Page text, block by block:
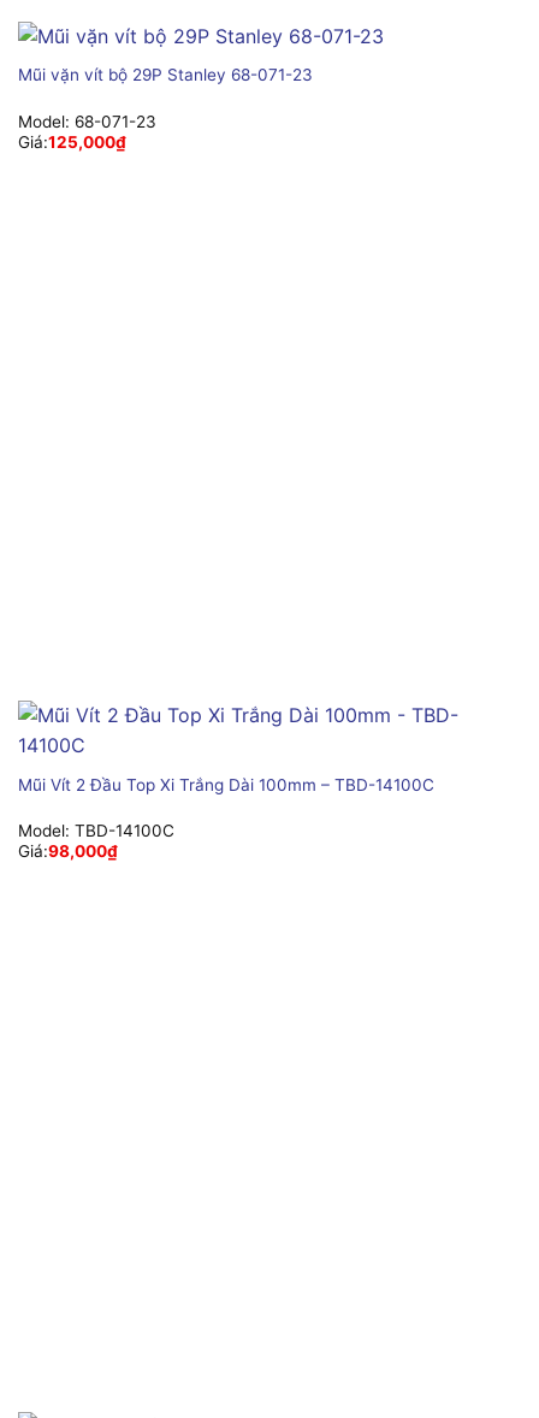
Mũi vặn vít bộ 29P Stanley 68-071-23
Model: 68-071-23
Giá:125,000₫
Mũi Vít 2 Đầu Top Xi Trắng Dài 100mm – TBD-14100C
Model: TBD-14100C
Giá:98,000₫